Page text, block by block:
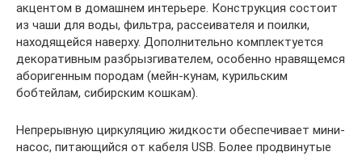
акцентом в домашнем интерьере. Конструкция состоит
из чаши для воды, фильтра, рассеивателя и поилки,
находящейся наверху. Дополнительно комплектуется
декоративным разбрызгивателем, особенно нравящемся
аборигенным породам (мейн-кунам, курильским
бобтейлам, сибирским кошкам).
Непрерывную циркуляцию жидкости обеспечивает мини-
насос, питающийся от кабеля USB. Более продвинутые